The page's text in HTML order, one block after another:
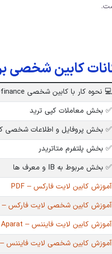
کابین شخصی
💻 نحوه کار با کابین شخصی litefinance
✅ بخش معاملات کپی ترید
✅ بخش پروفایل و اطلاعات شخصی
✅ بخش پلتفرم متاتریدر
✅ بخش مربوط به IB و معرف ها
آموزش کابین لایت فارکس – PDF
آموزش کابین شخصی لایت فارکس – YouTube
آموزش کابین لایت فایننس – Aparat
آموزش کابین شخصی لایت فایننس – Namasha